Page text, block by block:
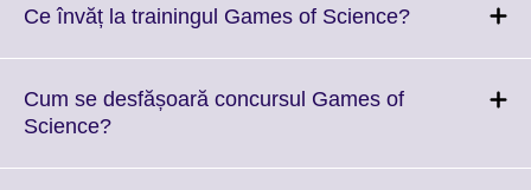
More
Ce învăț la trainingul Games of Science?Click
Cum se desfășoară concursul Games of
Science?Click